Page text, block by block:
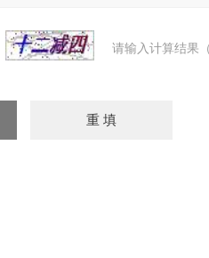
请输入计算结果